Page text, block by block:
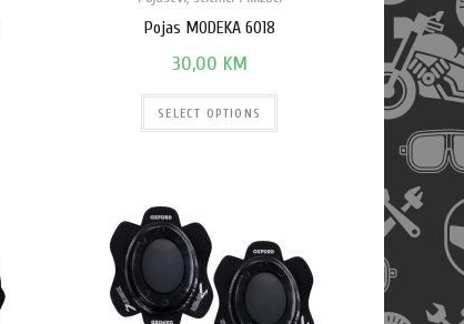
Pojas MODEKA 6018
30,00 KM
SELECT OPTIONS